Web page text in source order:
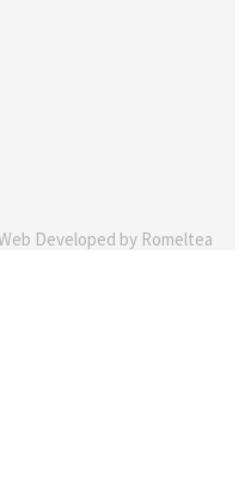
Developed by Romeltea